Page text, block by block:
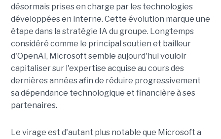
désormais prises en charge par les technologies
développées en interne. Cette évolution marque une
étape dans la stratégie IA du groupe. Longtemps
considéré comme le principal soutien et bailleur
d'OpenAI, Microsoft semble aujourd'hui vouloir
capitaliser sur l'expertise acquise au cours des
dernières années afin de réduire progressivement
sa dépendance technologique et financière à ses
partenaires.
Le virage est d'autant plus notable que Microsoft a